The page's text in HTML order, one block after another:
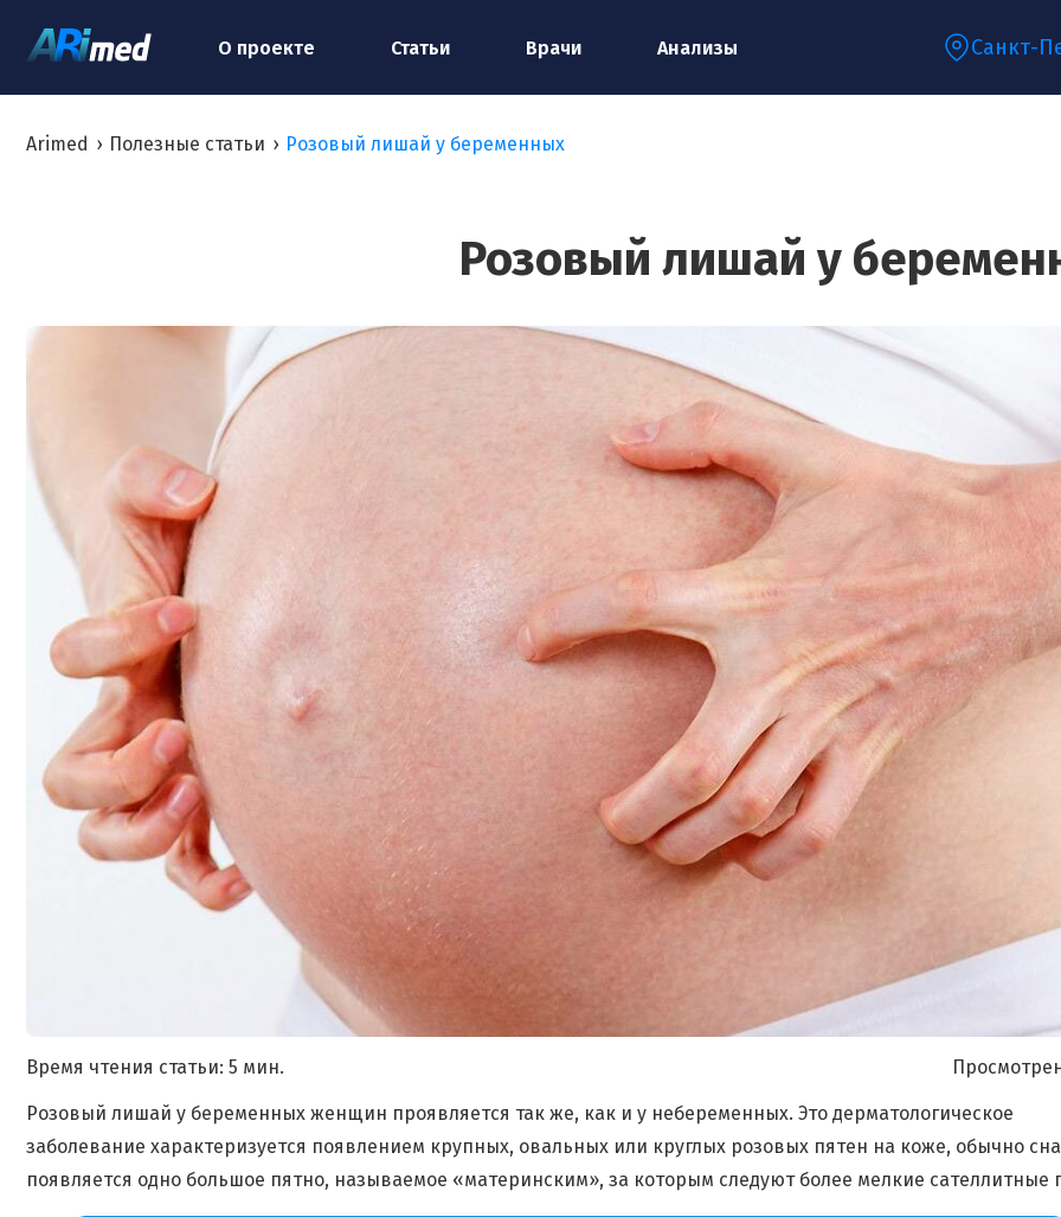
О проекте Статьи Врачи Анализы Санкт-
Arimed › Полезные статьи › Розовый лишай у беременных
Розовый лишай у
Время чтения статьи: 5 мин.
Розовый лишай у беременных женщин проявляется так же, как и у небеременных. Это дерматологическое
заболевание характеризуется появлением крупных, овальных или круглых розовых пятен на коже, обычно
появляется одно большое пятно, называемое «материнским», за которым следуют более мелкие сателлитные
специалисту
Ваш e-mail:*
Я согласен на обработку моих персональных данных